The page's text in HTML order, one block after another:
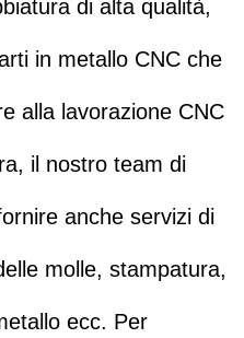
di alta qualità,
in metallo CNC che
alla lavorazione CNC
il nostro team di
anche servizi di
molle, stampatura,
ecc. Per